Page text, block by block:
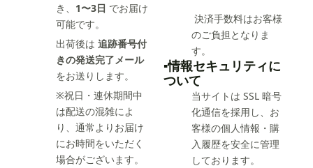
き、 1〜3日 でお届け
可能です。
出荷後は 追跡番号付
きの発送完了メール
をお送りします。
※祝日・連休期間中
は配送の混雑によ
り、通常よりお届け
にお時間をいただく
場合がございます。
決済手数料はお客様
のご負担となりま
す。
▪️情報セキュリティに
ついて
当サイトは SSL 暗号
化通信を採用し、お
客様の個人情報・購
入履歴を安全に管理
しております。